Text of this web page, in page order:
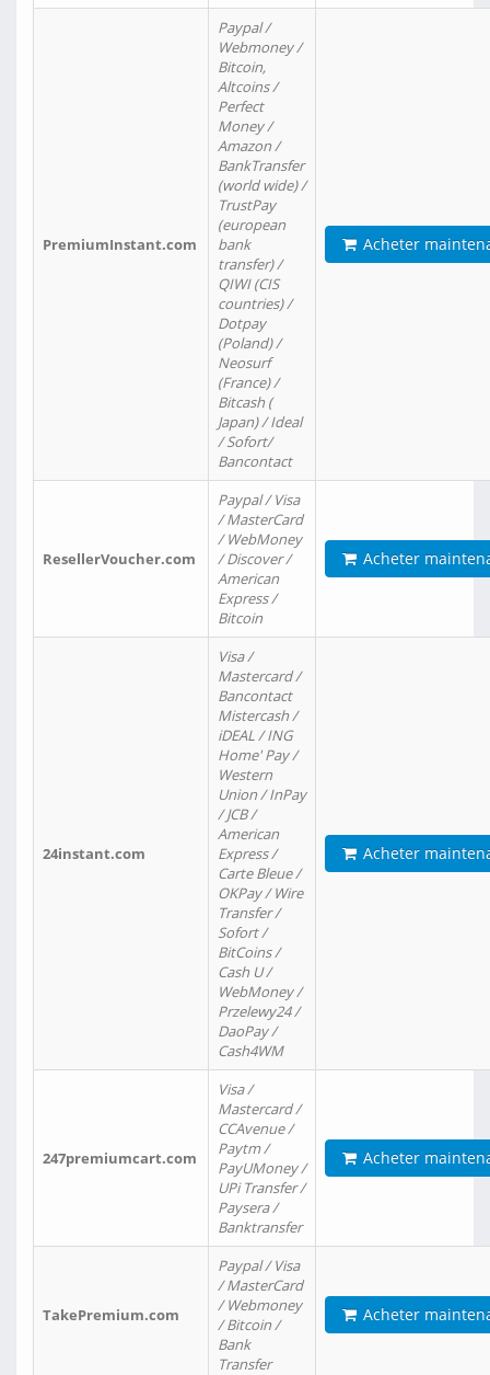
PremiumInstant.com
Paypal /
Webmoney /
Bitcoin,
Altcoins /
Perfect
Money /
Amazon /
BankTransfer
(world wide) /
TrustPay
(european
bank
transfer) /
QIWI (CIS
countries) /
Dotpay
(Poland) /
Neosurf
(France) /
Bitcash (
Japan) / Ideal
/ Sofort/
Bancontact
Acheter
ResellerVoucher.com
Paypal / Visa
/ MasterCard
/ WebMoney
/ Discover /
American
Express /
Bitcoin
Acheter
24instant.com
Visa /
Mastercard /
Bancontact
Mistercash /
iDEAL / ING
Home' Pay /
Western
Union / InPay
/ JCB /
American
Express /
Carte Bleue /
OKPay / Wire
Transfer /
Sofort /
BitCoins /
Cash U /
WebMoney /
Przelewy24 /
DaoPay /
Cash4WM
Acheter
247premiumcart.com
Visa /
Mastercard /
CCAvenue /
Paytm /
PayUMoney /
UPi Transfer /
Paysera /
Banktransfer
Acheter
TakePremium.com
Paypal / Visa
/ MasterCard
/ Webmoney
/ Bitcoin /
Bank
Transfer
Acheter